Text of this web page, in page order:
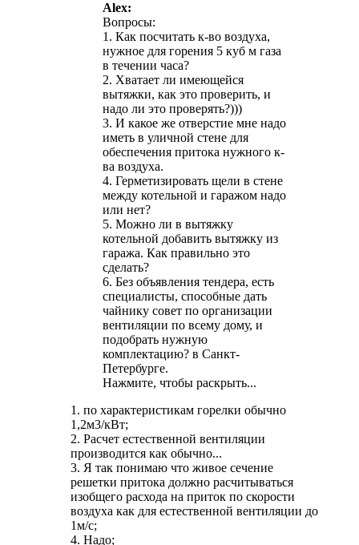
Alex:
Вопросы:
1. Как посчитать к-во воздуха,
нужное для горения 5 куб м газа
в течении часа?
2. Хватает ли имеющейся
вытяжки, как это проверить, и
надо ли это проверять?)))
3. И какое же отверстие мне надо
иметь в уличной стене для
обеспечения притока нужного к-
ва воздуха.
4. Герметизировать щели в стене
между котельной и гаражом надо
или нет?
5. Можно ли в вытяжку
котельной добавить вытяжку из
гаража. Как правильно это
сделать?
6. Без объявления тендера, есть
специалисты, способные дать
чайнику совет по организации
вентиляции по всему дому, и
подобрать нужную
комплектацию? в Санкт-
Петербурге.
Нажмите, чтобы раскрыть...
1. по характеристикам горелки обычно
1,2м3/кВт;
2. Расчет естественной вентиляции
производится как обычно...
3. Я так понимаю что живое сечение
решетки притока должно расчитываться
изобщего расхода на приток по скорости
воздуха как для естественной вентиляции до
1м/с;
4. Надо;